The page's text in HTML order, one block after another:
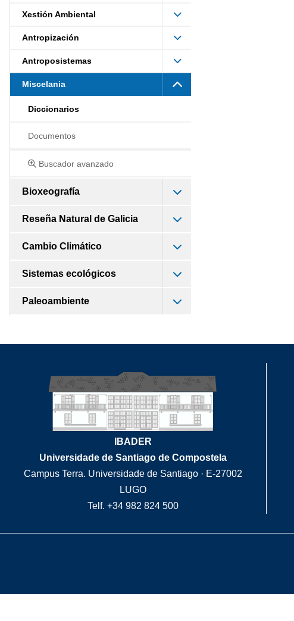
Xestión Ambiental
Antropización
Antroposistemas
Miscelania
Diccionarios
Documentos
Buscador avanzado
Bioxeografía
Reseña Natural de Galicia
Cambio Climático
Sistemas ecológicos
Paleoambiente
IBADER
Universidade de Santiago de Compostela
Campus Terra. Universidade de Santiago · E-27002
LUGO
Telf. +34 982 824 500